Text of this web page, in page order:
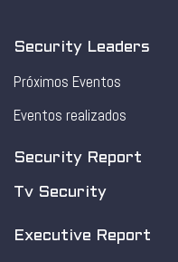
Security Leaders
Próximos Eventos
Eventos realizados
Security Report
Tv Security
Executive Report